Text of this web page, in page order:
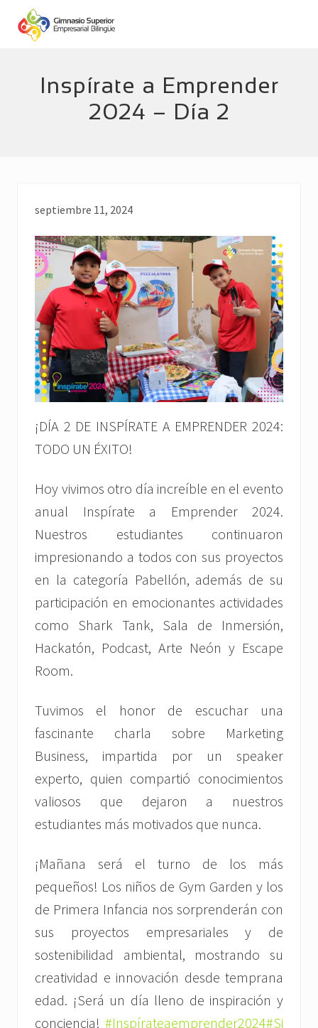
Inspírate a Emprender
2024 – Día 2
septiembre 11, 2024
¡DÍA 2 DE INSPÍRATE A EMPRENDER 2024:
TODO UN ÉXITO!
Hoy vivimos otro día increíble en el evento
anual Inspírate a Emprender 2024.
Nuestros estudiantes continuaron
impresionando a todos con sus proyectos
en la categoría Pabellón, además de su
participación en emocionantes actividades
como Shark Tank, Sala de Inmersión,
Hackatón, Podcast, Arte Neón y Escape
Room.
Tuvimos el honor de escuchar una
fascinante charla sobre Marketing
Business, impartida por un speaker
experto, quien compartió conocimientos
valiosos que dejaron a nuestros
estudiantes más motivados que nunca.
¡Mañana será el turno de los más
pequeños! Los niños de Gym Garden y los
de Primera Infancia nos sorprenderán con
sus proyectos empresariales y de
sostenibilidad ambiental, mostrando su
creatividad e innovación desde temprana
edad. ¡Será un día lleno de inspiración y
conciencia! #Inspírateaemprender2024#Si